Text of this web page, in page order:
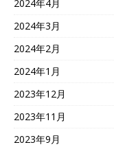
2024年4月
2024年3月
2024年2月
2024年1月
2023年12月
2023年11月
2023年9月